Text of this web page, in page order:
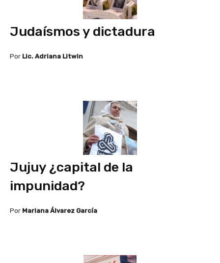
Judaísmos y dictadura
Por Lic. Adriana Litwin
Jujuy ¿capital de la
impunidad?
Por Mariana Álvarez García